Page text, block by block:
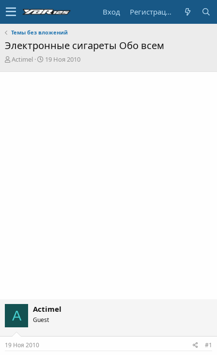
Вход Регистрация
Темы без вложений
Электронные сигареты Обо всем
А
Actimel
Д
19 Ноя 2010
A Actimel
Guest
19 Ноя 2010 #1